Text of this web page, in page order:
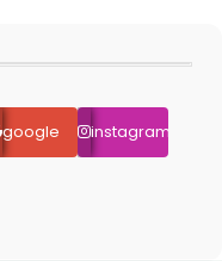
google instagram